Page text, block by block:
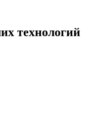
технологий